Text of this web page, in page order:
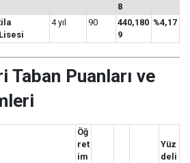
8
4 yıl 90
440,180
9
%4,17
Taban Puanları ve
Öğ
ret
im
Yüz
deli